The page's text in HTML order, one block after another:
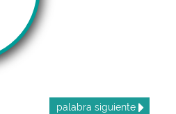
palabra siguiente